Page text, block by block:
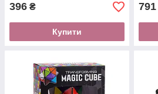
396 ₴
Купити
791